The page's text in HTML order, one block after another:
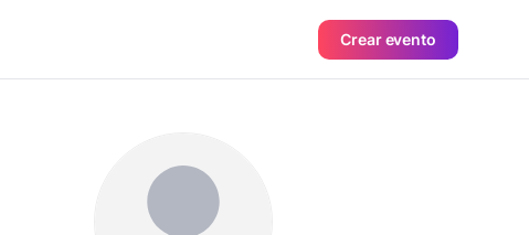
Crear evento